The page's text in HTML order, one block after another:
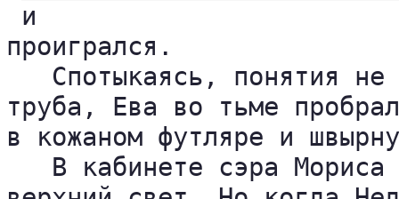
и
проигрался.
Спотыкаясь, понятия
труба, Ева во тьме
в кожаном футляре и
В кабинете сэра